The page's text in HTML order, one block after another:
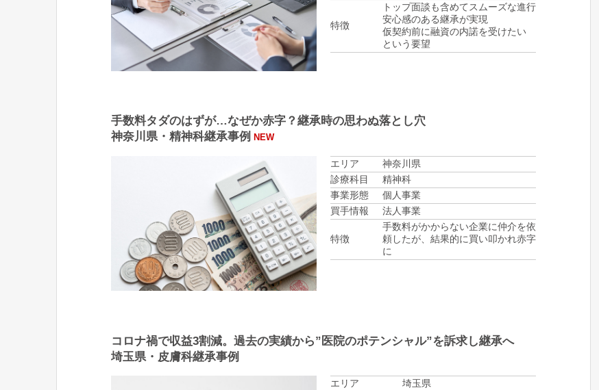
特徴
トップ面談も含めてスムーズな進行
安心感のある継承が実現
仮契約前に融資の内諾を受けたい
という要望
手数料タダのはずが…なぜか赤字？継承時の思わぬ落とし穴
神奈川県・精神科継承事例 NEW
エリア
神奈川県
診療科目
精神科
事業形態
個人事業
買手情報
法人事業
特徴
手数料がかからない企業に仲介を依
頼したが、結果的に買い叩かれ赤字
に
コロナ禍で収益3割減。過去の実績から”医院のポテンシャル”を訴求し継承へ
埼玉県・皮膚科継承事例
エリア
埼玉県